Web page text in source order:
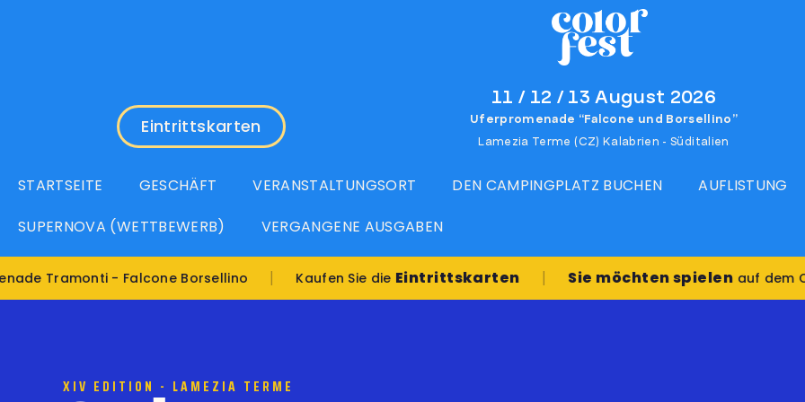
Eintrittskarten
11 / 12 / 13 August 2026
Uferpromenade “Falcone und Borsellino”
Lamezia Terme (CZ) Kalabrien - Süditalien
STARTSEITE GESCHÄFT VERANSTALTUNGSORT DEN CAMPINGPLATZ BUCHEN AUFLISTUNG
SUPERNOVA (WETTBEWERB)
VERGANGENE AUSGABEN
- Falcone Borsellino | Kaufen Sie dieEintrittskarten | Sie möchten spielenauf dem Color
XIV EDITION - LAMEZIA TERME